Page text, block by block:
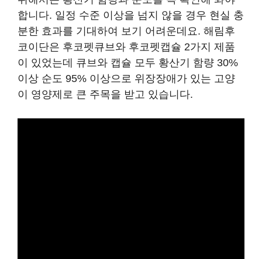
합니다. 일정 수준 이상을 넘지 않을 경우 현실 충
분한 효과를 기대하여 보기 어려운데요. 해림후
코이단은 후코펫큐브와 후코펫캡슐 2가지 제품
이 있었는데 큐브와 캡슐 모두 황산기 함량 30%
이상 순도 95% 이상으로 위장장애가 있는 고양
이 영양제로 큰 주목을 받고 있습니다.